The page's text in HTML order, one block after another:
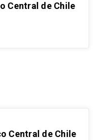
Central de Chile
Central de Chile